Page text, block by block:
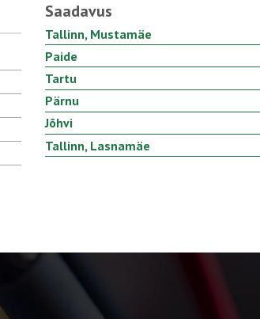
Saadavus
Tallinn, Mustamäe
Paide
Tartu
Pärnu
Jõhvi
Tallinn, Lasnamäe